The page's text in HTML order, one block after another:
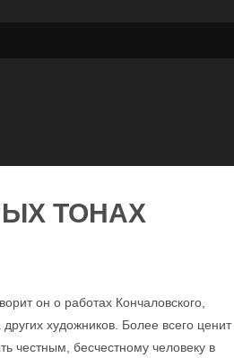
ТОНАХ
он о работах Кончаловского,
художников. Более всего ценит
честным, бесчестному человеку в